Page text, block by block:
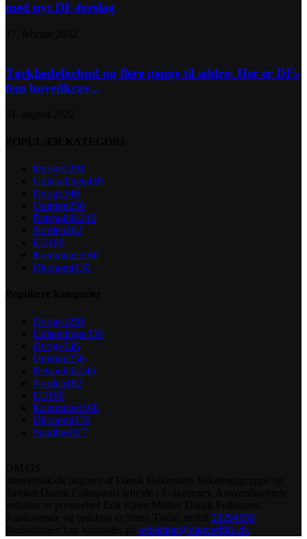
med nyt DF-forslag
Tørklædeforbud og flere penge til ældre: Her er DFs
fem hovedkrav...
Øvrige1291
Udlændinge439
Øvrige346
Opinion256
Retspolitik246
Norden182
EU180
Kommuner160
Økonomi130
Øvrige1291
Udlændinge439
Øvrige346
Opinion256
Retspolitik246
Norden182
EU180
Kommuner160
Økonomi130
Sundhed117
29294559
redaktion@ditoverblik.dk